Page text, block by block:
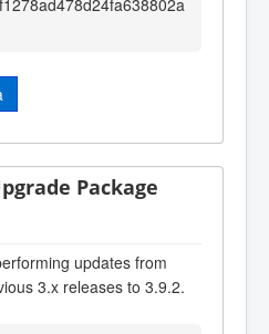
Package
updates from
3.x releases to 3.9.2.